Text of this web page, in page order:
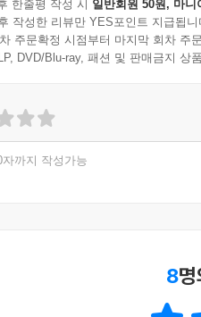
한줄평 작성 시 일반회원 50원, 마니
작성한 리뷰만 YES포인트 지급됩니
주문확정 시점부터 마지막 회차 주
DVD/Blu-ray, 패션 및 판매금지 상
까지 작성가능
8